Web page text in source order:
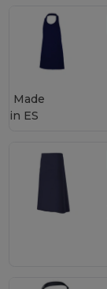
Made
in ES